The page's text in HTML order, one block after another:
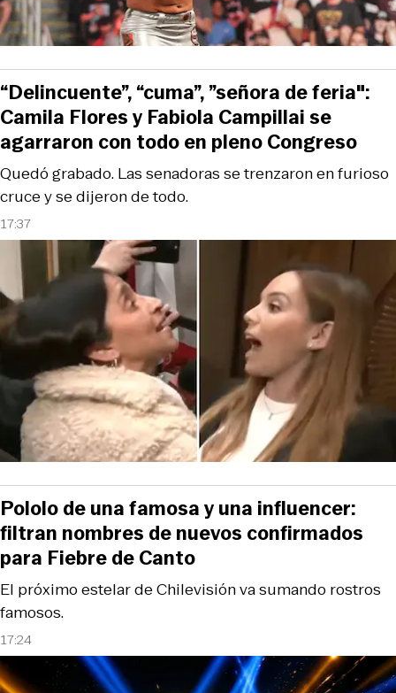
17:37
Quedó grabado. Las senadoras se trenzaron en furioso
cruce y se dijeron de todo.
“Delincuente”, “cuma”, ”señora de feria":
Camila Flores y Fabiola Campillai se
agarraron con todo en pleno Congreso
17:24
El próximo estelar de Chilevisión va sumando rostros
famosos.
Pololo de una famosa y una influencer:
filtran nombres de nuevos confirmados
para Fiebre de Canto